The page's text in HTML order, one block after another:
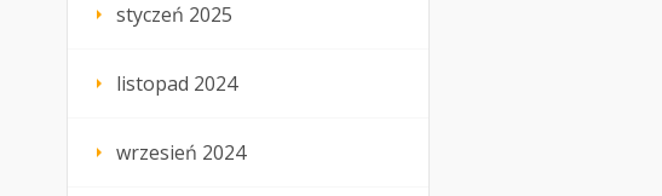
styczeń 2025
listopad 2024
wrzesień 2024